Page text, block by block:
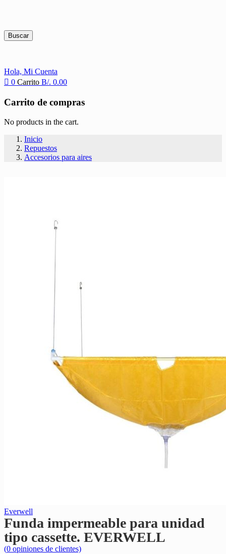
Buscar
Hola, Mi Cuenta
0 Carrito B/. 0.00
Carrito de compras
No products in the cart.
Inicio
Repuestos
Accesorios para aires
Everwell
Funda impermeable para unidad
tipo cassette. EVERWELL
(0 opiniones de clientes)